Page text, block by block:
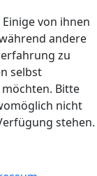
von ihnen
andere
zu
selbst
möchten. Bitte
nicht
stehen.